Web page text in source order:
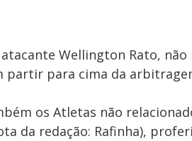
Wellington Rato,
partir para cima da
os Atletas não
da redação: Rafinha),